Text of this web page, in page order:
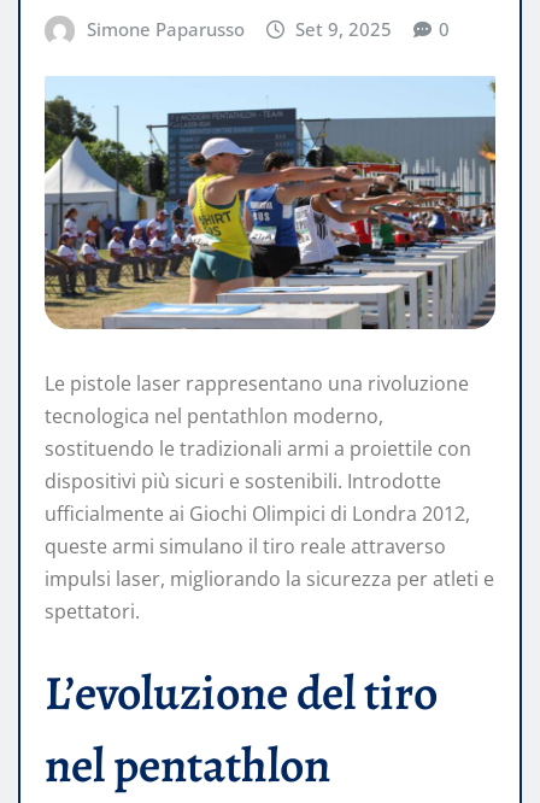
Simone Paparusso Set 9, 2025 0
Le pistole laser rappresentano una rivoluzione
tecnologica nel pentathlon moderno,
sostituendo le tradizionali armi a proiettile con
dispositivi più sicuri e sostenibili. Introdotte
ufficialmente ai Giochi Olimpici di Londra 2012,
queste armi simulano il tiro reale attraverso
impulsi laser, migliorando la sicurezza per atleti e
spettatori.
L’evoluzione del tiro
nel pentathlon